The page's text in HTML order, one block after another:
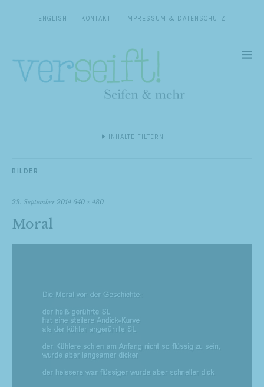
ENGLISH KONTAKT IMPRESSUM & DATENSCHUTZ
INHALTE FILTERN
BILDER
23. September 2014 640 × 480
Moral